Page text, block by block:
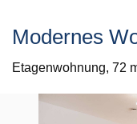
Modernes
Etagenwohnung, 72